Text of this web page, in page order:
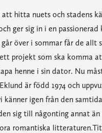
hitta nuets och stadens
ger sig in i en passionerad
över i sommar får de allt
projekt som ska komma
henne i sin dator. Nu
är född 1974 och
igen från den
sig till någonting annat än
romantiska